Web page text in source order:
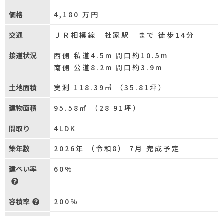
価格 4,180 万円
交通 ＪＲ相模線 社家駅 まで 徒歩14分
接道状況
西側 私道4.5m 間口約10.5m
南側 公道8.2m 間口約3.9m
土地面積 実測 118.39㎡ （35.81坪）
建物面積 95.58㎡ （28.91坪）
間取り 4LDK
築年数 2026年 （令和8） 7月 完成予定
建ぺい率 60%
容積率 200%